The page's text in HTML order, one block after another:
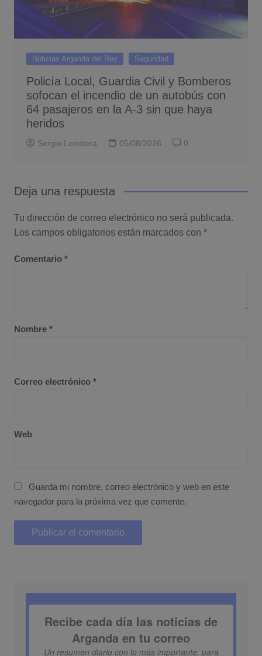
Noticias Arganda del Rey Seguridad
Policía Local, Guardia Civil y Bomberos
sofocan el incendio de un autobús con
64 pasajeros en la A-3 sin que haya
heridos
Sergio Lombera 05/08/2026 0
Deja una respuesta
Tu dirección de correo electrónico no será publicada.
Los campos obligatorios están marcados con *
Comentario *
Nombre *
Correo electrónico *
Web
Guarda mi nombre, correo electrónico y web en este
navegador para la próxima vez que comente.